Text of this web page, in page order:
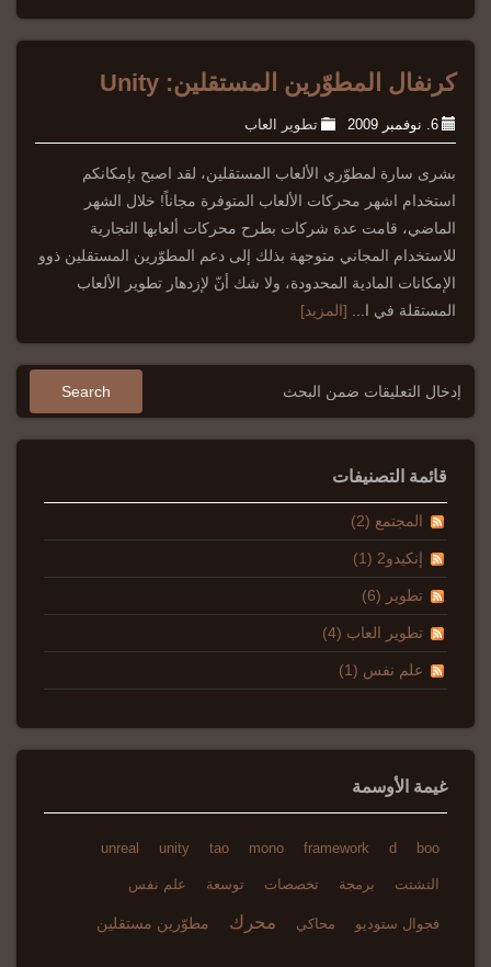
كرنفال المطوّرين المستقلين: Unity
6. نوفمبر 2009 تطوير العاب
بشرى سارة لمطوّري الألعاب المستقلين، لقد اصبح بإمكانكم
استخدام اشهر محركات الألعاب المتوفرة مجاناً! خلال الشهر
الماضي، قامت عدة شركات بطرح محركات ألعابها التجارية
للاستخدام المجاني متوجهة بذلك إلى دعم المطوّرين المستقلين ذوو
الإمكانات المادية المحدودة، ولا شك أنّ لإزدهار تطوير الألعاب
المستقلة في ا... [المزيد]
قائمة التصنيفات
المجتمع (2)
إنكيدو2 (1)
تطوير (6)
تطوير العاب (4)
علم نفس (1)
غيمة الأوسمة
boo
d
framework
mono
tao
unity
unreal
التشتت برمجة تخصصات توسعة علم نفس
فجوال ستوديو محاكي محرك مطوّرين مستقلين